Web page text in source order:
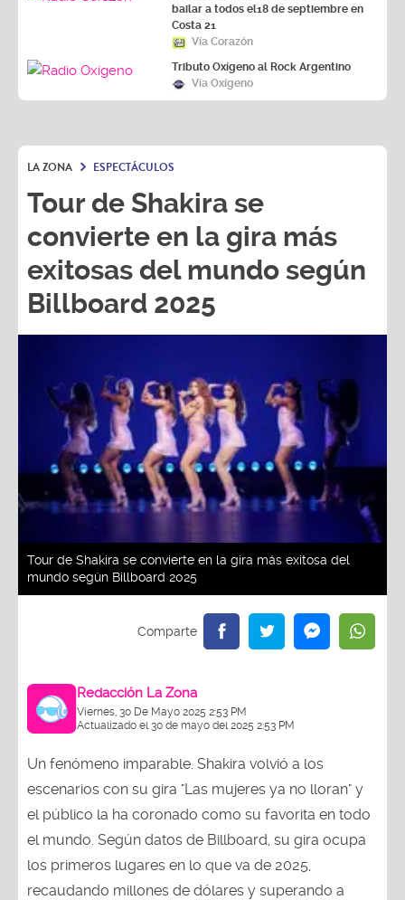
Costa 21
Vía Corazón
Tributo Oxígeno al Rock Argentino
Vía Oxígeno
LA ZONA ESPECTÁCULOS
Tour de Shakira se
convierte en la gira más
exitosas del mundo según
Billboard 2025
Tour de Shakira se convierte en la gira más exitosa del
mundo según Billboard 2025
Viernes, 30 De Mayo 2025 2:53 PM
Actualizado el 30 de mayo del 2025 2:53 PM
escenarios con su gira "Las mujeres ya no lloran" y
el público la ha coronado como su favorita en todo
el mundo. Según datos de Billboard, su gira ocupa
los primeros lugares en lo que va de 2025,
recaudando millones de dólares y superando a